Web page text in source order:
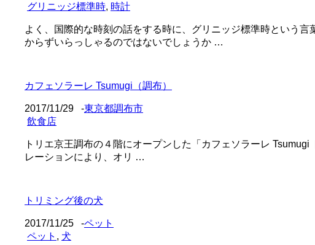
グリニッジ標準時, 時計
よく、国際的な時刻の話をする時に、グリニッジ標準時という
からずいらっしゃるのではないでしょうか …
カフェソラーレ Tsumugi（調布）
2017/11/29 -東京都調布市
飲食店
トリエ京王調布の４階にオープンした「カフェソラーレ
レーションにより、オリ …
トリミング後の犬
2017/11/25 -ペット
ペット , 犬